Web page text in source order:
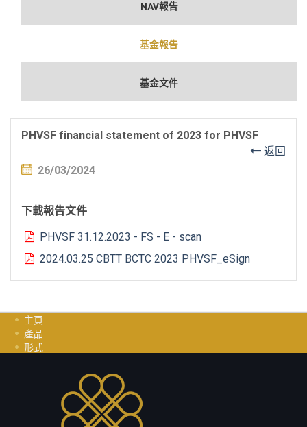
NAV報告
基金報告
基金文件
PHVSF financial statement of 2023 for PHVSF
返回
26/03/2024
下載報告文件
PHVSF 31.12.2023 - FS - E - scan
2024.03.25 CBTT BCTC 2023 PHVSF_eSign
主頁
產品
形式
隱私政策